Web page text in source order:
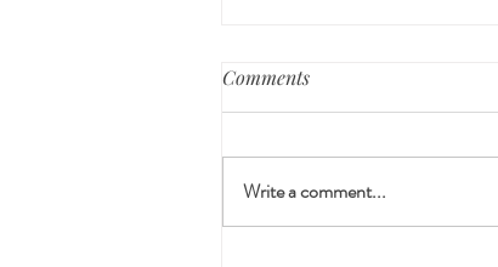
Comments
Write a comment...